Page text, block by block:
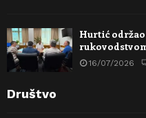
Hurtić
16/07/2026
Društvo